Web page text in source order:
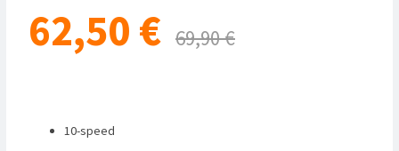
62,50 € 69,90 €
10-speed